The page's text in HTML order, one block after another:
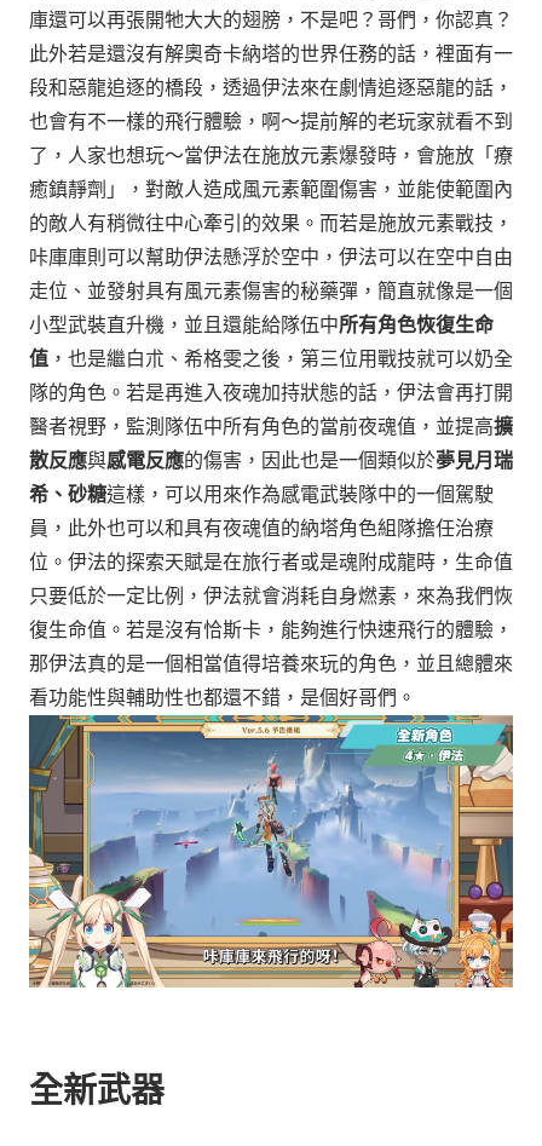
庫還可以再張開牠大大的翅膀，不是吧？哥們，你認真？
此外若是還沒有解奧奇卡納塔的世界任務的話，裡面有一
段和惡龍追逐的橋段，透過伊法來在劇情追逐惡龍的話，
也會有不一樣的飛行體驗，啊～提前解的老玩家就看不到
了，人家也想玩～當伊法在施放元素爆發時，會施放「療
癒鎮靜劑」，對敵人造成風元素範圍傷害，並能使範圍內
的敵人有稍微往中心牽引的效果。而若是施放元素戰技，
咔庫庫則可以幫助伊法懸浮於空中，伊法可以在空中自由
走位、並發射具有風元素傷害的秘藥彈，簡直就像是一個
小型武裝直升機，並且還能給隊伍中所有角色恢復生命
值 ，也是繼白朮、希格雯之後，第三位用戰技就可以奶全
隊的角色。若是再進入夜魂加持狀態的話，伊法會再打開
醫者視野，監測隊伍中所有角色的當前夜魂值，並提高擴
散反應與感電反應的傷害，因此也是一個類似於夢見月瑞
希、砂糖這樣，可以用來作為感電武裝隊中的一個駕駛
員，此外也可以和具有夜魂值的納塔角色組隊擔任治療
位。伊法的探索天賦是在旅行者或是魂附成龍時，生命值
只要低於一定比例，伊法就會消耗自身燃素，來為我們恢
復生命值。若是沒有恰斯卡，能夠進行快速飛行的體驗，
那伊法真的是一個相當值得培養來玩的角色，並且總體來
看功能性與輔助性也都還不錯，是個好哥們。
全新武器